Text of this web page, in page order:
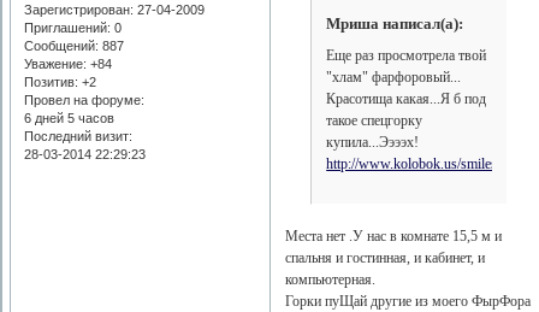
Зарегистрирован: 27-04-2009
Приглашений: 0
Сообщений: 887
Уважение: +84
Позитив: +2
Провел на форуме:
6 дней 5 часов
Последний визит:
28-03-2014 22:29:23
Мриша написал(а):
Еще раз просмотрела твой
"хлам" фарфоровый...
Красотища какая...Я б под
такое спецгорку
купила...Ээээх!
http://www.kolobok.us/smiles/
Места нет .У нас в комнате 15,5 м и
спальня и гостинная, и кабинет, и
компьютерная.
Горки пуЩай другие из моего ФырФора